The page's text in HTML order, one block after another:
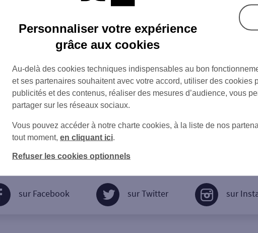
sur Facebook sur Twitter sur
Personnaliser votre expérience
grâce aux cookies
Au-delà des cookies techniques indispensables au bon
et ses partenaires souhaitent avec votre accord, utiliser des cookies
publicités et des contenus, réaliser des mesures d’audience, vous
partager sur les réseaux sociaux.
Vous pouvez accéder à notre charte cookies, à la liste de nos
tout moment, en cliquant ici
Refuser les cookies optionnels